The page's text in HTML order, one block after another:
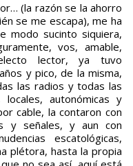
se me escapa), me ha
modo sucinto siquiera,
vos, amable,
lector, ya tuvo
y pico, de la misma,
las radios y todas las
autonómicas y
cable, la contaron con
y señales, y aun con
escatológicas,
plétora, hasta la propia